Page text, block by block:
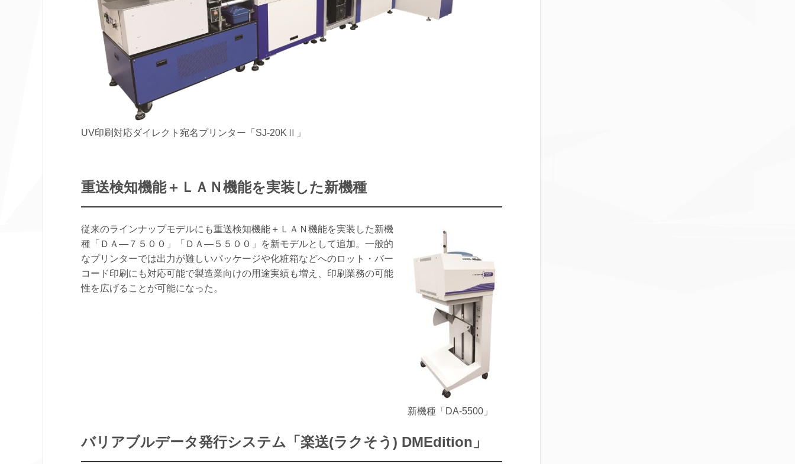
UV印刷対応ダイレクト宛名プリンター「SJ-20KⅡ」
重送検知機能＋ＬＡＮ機能を実装した新機種
新機種「DA-5500」
従来のラインナップモデルにも重送検知機能＋ＬＡＮ機能を実装した新機
種「ＤＡ―７５００」「ＤＡ―５５００」を新モデルとして追加。一般的
なプリンターでは出力が難しいパッケージや化粧箱などへのロット・バー
コード印刷にも対応可能で製造業向けの用途実績も増え、印刷業務の可能
性を広げることが可能になった。
バリアブルデータ発行システム「楽送(ラクそう) DMEdition」